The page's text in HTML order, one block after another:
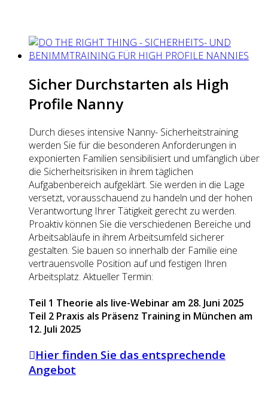
Sicher Durchstarten als High
Profile Nanny
Durch dieses intensive Nanny- Sicherheitstraining
werden Sie für die besonderen Anforderungen in
exponierten Familien sensibilisiert und umfänglich über
die Sicherheitsrisiken in ihrem täglichen
Aufgabenbereich aufgeklärt. Sie werden in die Lage
versetzt, vorausschauend zu handeln und der hohen
Verantwortung Ihrer Tätigkeit gerecht zu werden.
Proaktiv können Sie die verschiedenen Bereiche und
Arbeitsabläufe in ihrem Arbeitsumfeld sicherer
gestalten. Sie bauen so innerhalb der Familie eine
vertrauensvolle Position auf und festigen Ihren
Arbeitsplatz. Aktueller Termin:
Teil 1 Theorie als live-Webinar am 28. Juni 2025
Teil 2 Praxis als Präsenz Training in München am
12. Juli 2025
Hier finden Sie das entsprechende
Angebot